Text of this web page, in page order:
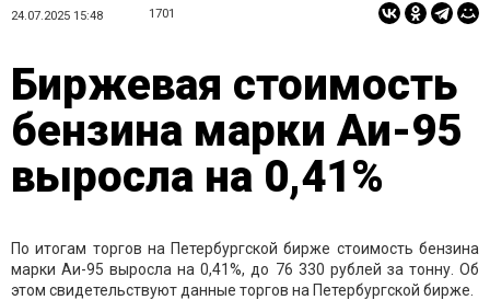
24.07.2025 15:48 1701
Биржевая стоимость
бензина марки Аи-95
выросла на 0,41%
По итогам торгов на Петербургской бирже стоимость бензина
марки Аи-95 выросла на 0,41%, до 76 330 рублей за тонну. Об
этом свидетельствуют данные торгов на Петербургской бирже.